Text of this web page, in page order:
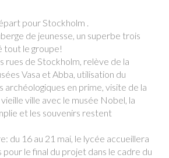
pour Stockholm .
de jeunesse, un superbe trois
tout le groupe!
rues de Stockholm, relève de la
Vasa et Abba, utilisation du
en prime, visite de la
ville avec le musée Nobel, la
et les souvenirs restent
du 16 au 21 mai, le lycée accueillera
le final du projet dans le cadre du